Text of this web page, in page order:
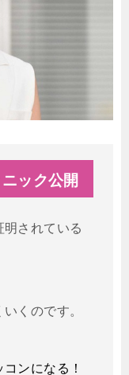
ック公開
されている
くのです。
ンになる！